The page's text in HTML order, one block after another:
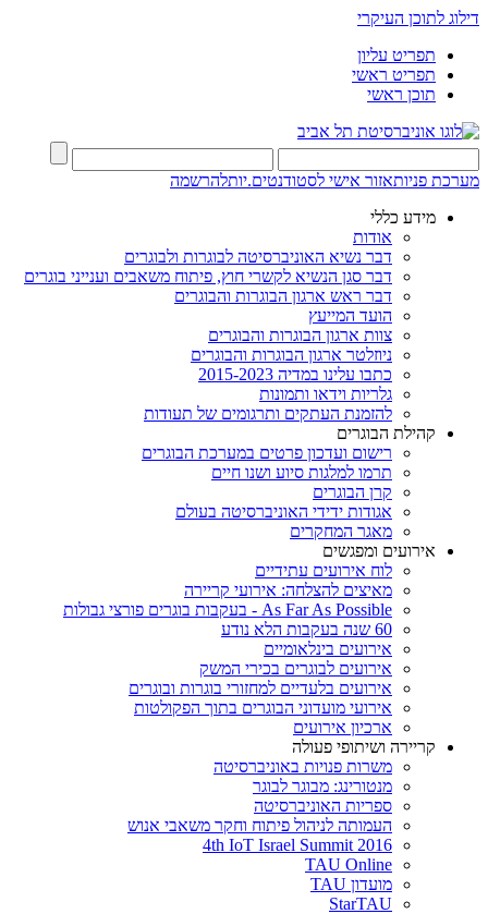
דילוג לתוכן העיקרי
תפריט עליון
תפריט ראשי
תוכן ראשי
מערכת פניותאזור אישי לסטודנטים.יותלהרשמה
מידע כללי
אודות
דבר נשיא האוניברסיטה לבוגרות ולבוגרים
דבר סגן הנשיא לקשרי חוץ, פיתוח משאבים וענייני בוגרים
דבר ראש ארגון הבוגרות והבוגרים
הועד המייעץ
צוות ארגון הבוגרות והבוגרים
ניוזלטר ארגון הבוגרות והבוגרים
כתבו עלינו במדיה 2015-2023
גלריות וידאו ותמונות
להזמנת העתקים ותרגומים של תעודות
קהילת הבוגרים
רישום ועדכון פרטים במערכת הבוגרים
תרמו למלגות סיוע ושנו חיים
קרן הבוגרים
אגודות ידידי האוניברסיטה בעולם
מאגר המחקרים
אירועים ומפגשים
לוח אירועים עתידיים
מאיצים להצלחה: אירועי קריירה
As Far As Possible - בעקבות בוגרים פורצי גבולות
60 שנה בעקבות הלא נודע
אירועים בינלאומיים
אירועים לבוגרים בכירי המשק
אירועים בלעדיים למחזורי בוגרות ובוגרים
אירועי מועדוני הבוגרים בתוך הפקולטות
ארכיון אירועים
קריירה ושיתופי פעולה
משרות פנויות באוניברסיטה
מנטורינג: מבוגר לבוגר
ספריות האוניברסיטה
העמותה לניהול פיתוח וחקר משאבי אנוש
4th IoT Israel Summit 2016
TAU Online
מועדון TAU
StarTAU